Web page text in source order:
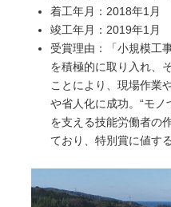
着工年月：2018年1月
竣工年月：2019年1月
受賞理由：「小規模工
を積極的に取り入れ、
ことにより、現場作業
や省人化に成功。“モノ
を支える技能労働者の
ており、特別賞に値す